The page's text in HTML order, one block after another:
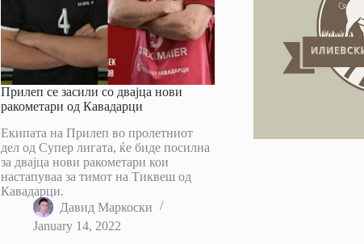
Прилеп се засили со двајца нови
ракометари од Кавадарци
Екипата на Прилеп во пролетниот
дел од Супер лигата, ќе биде посилна
за двајца нови ракометари кои
настапуваа за тимот на Тиквеш од
Кавадарци.
Давид Маркоски
January 14, 2022